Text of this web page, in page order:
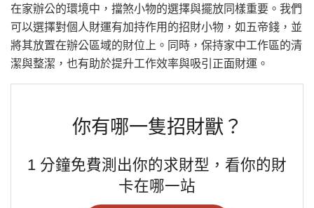
在家辦公的環境中，擋煞小物的選擇與擺放同樣重要。我們
可以選擇對個人財運有加持作用的招財小物，如五帝錢，並
將其放置在辦公區域的財位上。同時，保持家中工作區的清
潔與整潔，也有助於提升工作效率與吸引正面財運。
你有哪一隻招財獸？
1 分鐘免費測出你的求財型，看你的財
卡在哪一站